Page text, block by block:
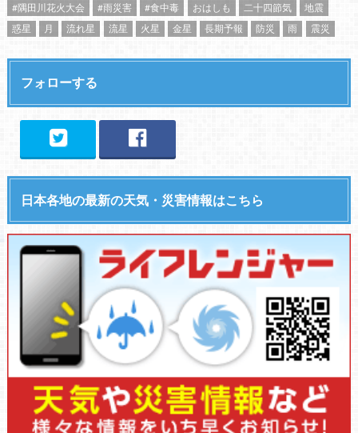
#隅田川花火大会
#雨災害 #食中毒 おはしも 二十四節気
地震
惑星
月 流れ星 流星 火星 金星 長期予報 防災 雨 震災
フォローする
日本各地の最新の天気・災害情報はこちら